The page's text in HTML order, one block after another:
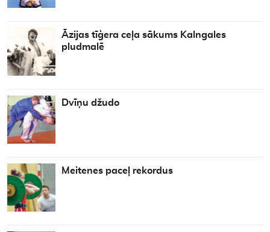
Āzijas tīģera ceļa sākums Kalngales
pludmalē
Dvīņu džudo
Meitenes paceļ rekordus